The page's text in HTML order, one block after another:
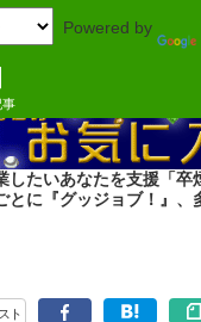
Powered by
事
たいあなたを支援「卒
とに『グッジョブ！』、
ト